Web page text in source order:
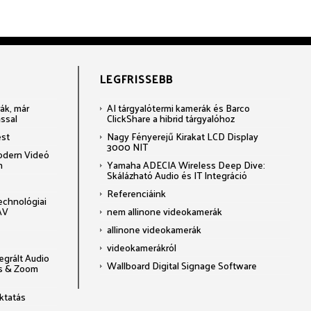
már
Videó
Audio
& Zoom
LEGFRISSEBB
AI tárgyalótermi kamerák és Barco
ClickShare a hibrid tárgyalóhoz
Nagy Fényerejű Kirakat LCD Display
3000 NIT
Yamaha ADECIA Wireless Deep Dive:
Skálázható Audio és IT Integráció
Referenciáink
nem allinone videokamerák
allinone videokamerák
videokamerákról
Wallboard Digital Signage Software